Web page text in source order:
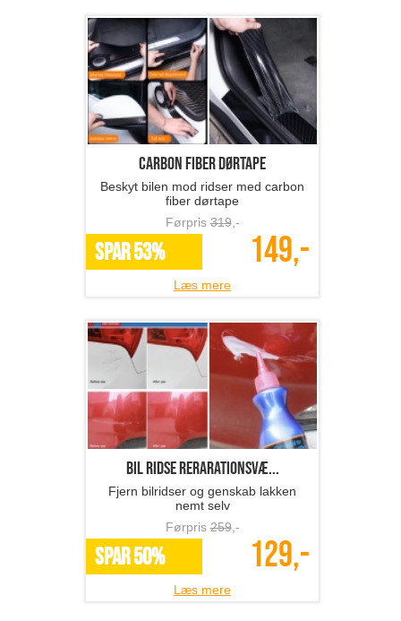
Carbon Fiber Dørtape
Beskyt bilen mod ridser med carbon
fiber dørtape
Førpris319,-
SPAR 53% 149,-
Læs mere
Bil ridse rerarationsvæ...
Fjern bilridser og genskab lakken
nemt selv
Førpris259,-
SPAR 50% 129,-
Læs mere